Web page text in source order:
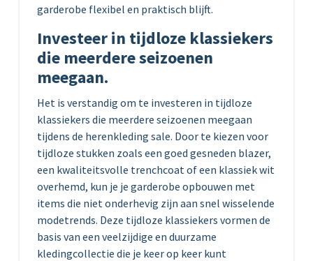
garderobe flexibel en praktisch blijft.
Investeer in tijdloze klassiekers
die meerdere seizoenen
meegaan.
Het is verstandig om te investeren in tijdloze
klassiekers die meerdere seizoenen meegaan
tijdens de herenkleding sale. Door te kiezen voor
tijdloze stukken zoals een goed gesneden blazer,
een kwaliteitsvolle trenchcoat of een klassiek wit
overhemd, kun je je garderobe opbouwen met
items die niet onderhevig zijn aan snel wisselende
modetrends. Deze tijdloze klassiekers vormen de
basis van een veelzijdige en duurzame
kledingcollectie die je keer op keer kunt